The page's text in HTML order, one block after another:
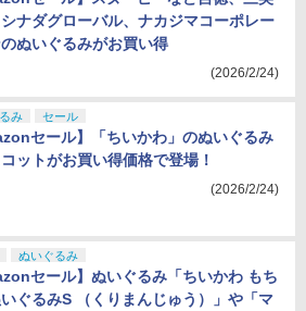
ナダグローバル、ナカジマコーポレー
ぬいぐるみがお買い得
(2026/2/24)
み セール
セール】「ちいかわ」のぬいぐるみ
ットがお買い得価格で登場！
(2026/2/24)
ぬいぐるみ
セール】ぬいぐるみ「ちいかわ もち
ぐるみS （くりまんじゅう）」や「マ